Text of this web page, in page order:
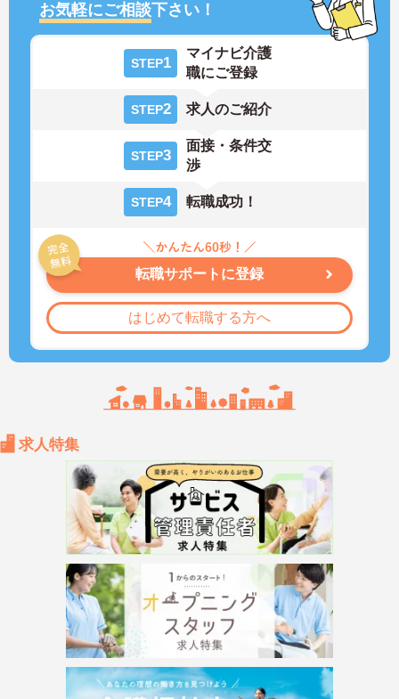
お気軽にご相談下さい！
STEP1
マイナビ介護
職にご登録
STEP2 求人のご紹介
STEP3
面接・条件交
渉
STEP4 転職成功！
転職サポートに登録
はじめて転職する方へ
求人特集